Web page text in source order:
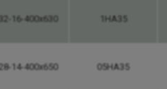
16-400x630 1HA35
14-400x650 05HA35